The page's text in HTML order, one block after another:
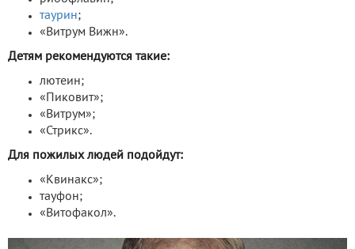
таурин;
«Витрум Вижн».
Детям рекомендуются такие:
лютеин;
«Пиковит»;
«Витрум»;
«Стрикс».
Для пожилых людей подойдут:
«Квинакс»;
тауфон;
«Витофакол».